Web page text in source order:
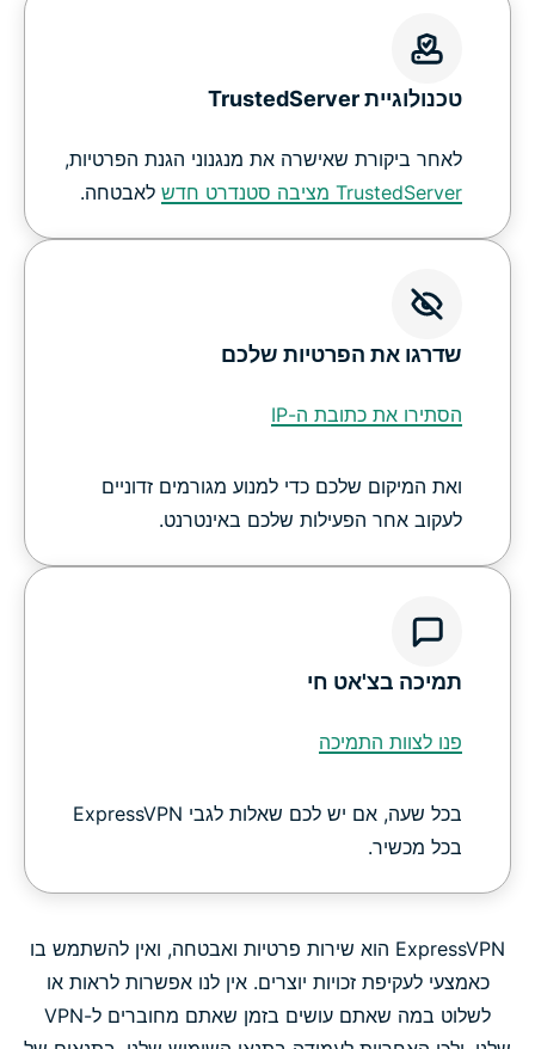
טכנולוגיית TrustedServer
לאחר ביקורת שאישרה את מנגנוני הגנת הפרטיות,
TrustedServer מציבה סטנדרט חדש
לאבטחה.
שדרגו את הפרטיות שלכם
הסתירו את כתובת ה-IP
ואת המיקום שלכם כדי למנוע מגורמים זדוניים
לעקוב אחר הפעילות שלכם באינטרנט.
תמיכה בצ'אט חי
פנו לצוות התמיכה
בכל שעה, אם יש לכם שאלות לגבי ExpressVPN
בכל מכשיר.
ExpressVPN הוא שירות פרטיות ואבטחה, ואין להשתמש בו
כאמצעי לעקיפת זכויות יוצרים. אין לנו אפשרות לראות או
לשלוט במה שאתם עושים בזמן שאתם מחוברים ל-VPN